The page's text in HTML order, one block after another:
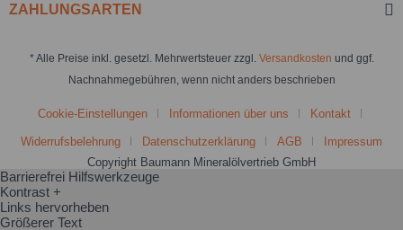
ZAHLUNGSARTEN
* Alle Preise inkl. gesetzl. Mehrwertsteuer zzgl. Versandkosten und ggf.
Nachnahmegebühren, wenn nicht anders beschrieben
Cookie-Einstellungen Informationen über uns Kontakt
Widerrufsbelehrung Datenschutzerklärung AGB
Impressum
Copyright Baumann Mineralölvertrieb GmbH
Barrierefrei Hilfswerkzeuge
Kontrast +
Links hervorheben
Größerer Text